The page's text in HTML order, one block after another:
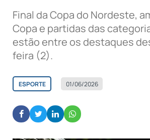
Final da Copa do Nordeste,
Copa e partidas das
estão entre os destaques
feira (2).
ESPORTE 01/06/2026